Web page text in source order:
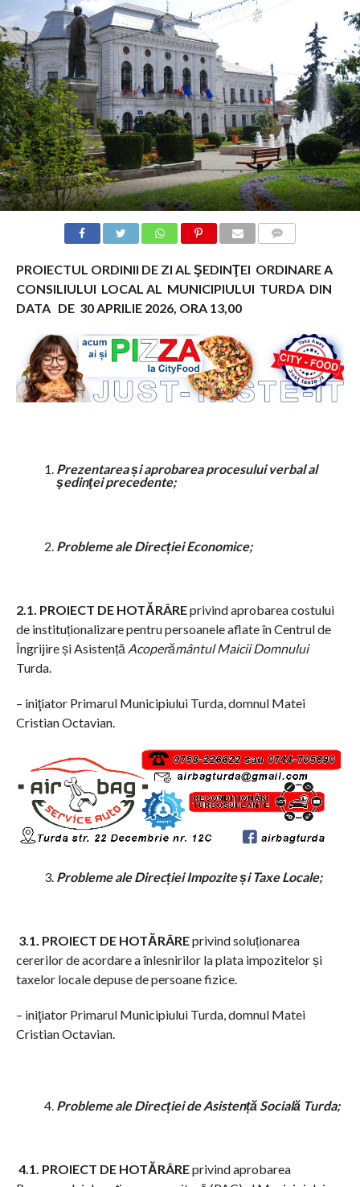
PROIECTUL ORDINII DE ZI AL ŞEDINŢEI ORDINAREA
CONSILIULUI LOCAL AL MUNICIPIULUI TURDA DIN
DATA DE 30 APRILIE 2026, ORA 13,00
Prezentarea și aprobarea procesului verbal al
şedinţei precedente;
Probleme ale Direcției Economice;
2.1. PROIECT DE HOTĂRÂREprivind aprobarea costului
de instituționalizare pentru persoanele aflate în Centrul de
Îngrijire și Asistență Acoperământul Maicii Domnului
Turda.
– iniţiator Primarul Municipiului Turda, domnul Matei
Cristian Octavian.
Probleme ale Direcției Impozite și Taxe Locale;
3.1. PROIECT DE HOTĂRÂREprivind soluționarea
cererilor de acordare a înlesnirilor la plata impozitelor și
taxelor locale depuse de persoane fizice.
– iniţiator Primarul Municipiului Turda, domnul Matei
Cristian Octavian.
Probleme ale Direcției de Asistență Socială Turda;
4.1. PROIECT DE HOTĂRÂREprivind aprobarea